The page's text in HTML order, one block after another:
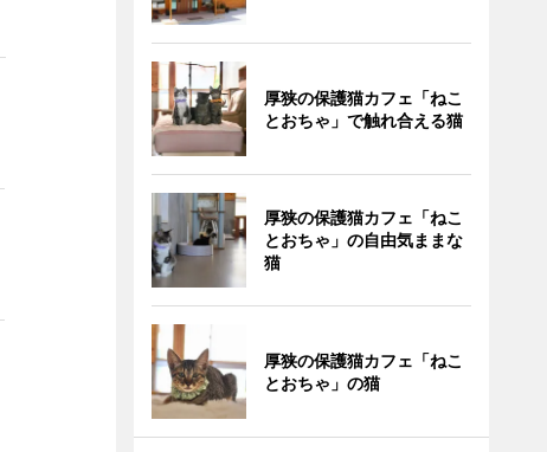
厚狭の保護猫カフェ「ねこ
とおちゃ」で触れ合える猫
厚狭の保護猫カフェ「ねこ
とおちゃ」の自由気ままな
猫
厚狭の保護猫カフェ「ねこ
とおちゃ」の猫